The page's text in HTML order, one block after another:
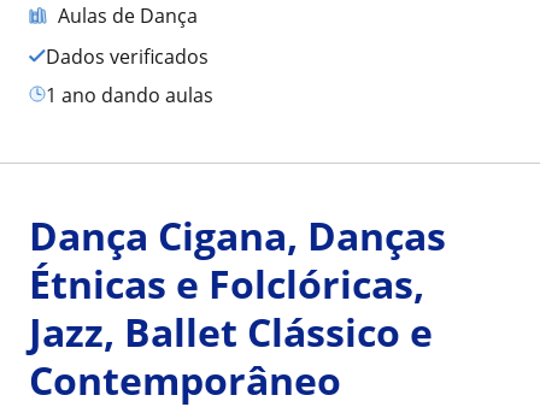
Aulas de Dança
Dados verificados
1 ano dando aulas
Dança Cigana, Danças
Étnicas e Folclóricas,
Jazz, Ballet Clássico e
Contemporâneo